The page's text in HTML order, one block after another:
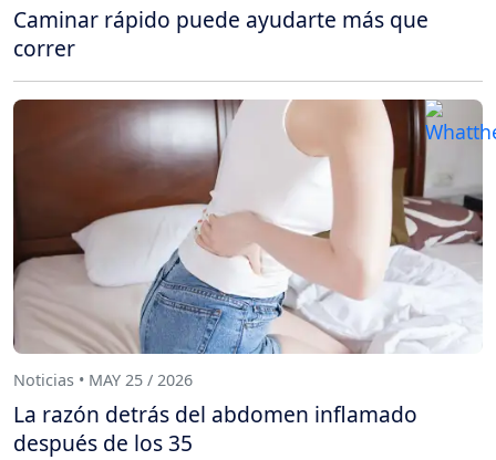
Caminar rápido puede ayudarte más que
correr
Noticias • MAY 25 / 2026
La razón detrás del abdomen inflamado
después de los 35